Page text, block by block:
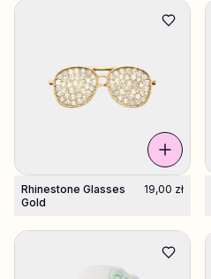
Rhinestone Glasses
Gold
19,00 zł